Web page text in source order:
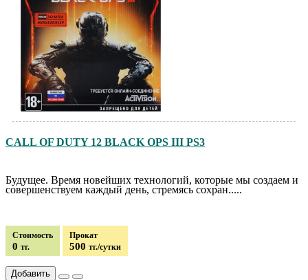
CALL OF DUTY 12 BLACK OPS III PS3
Будущее. Время новейших технологий, которые мы создаем и
совершенствуем каждый день, стремясь сохран.....
Стоимость
0 тг.
Прокат
500 тг./сутки
Добавить